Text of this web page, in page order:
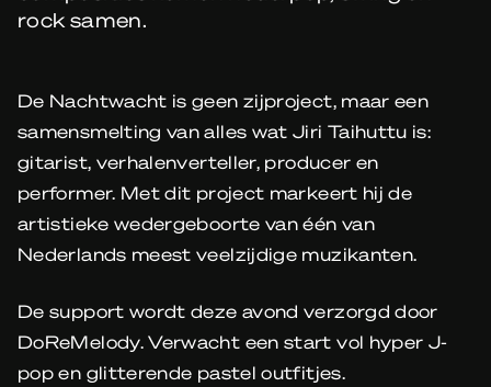
rock samen.
De Nachtwacht is geen zijproject, maar een
samensmelting van alles wat Jiri Taihuttu is:
gitarist, verhalenverteller, producer en
performer. Met dit project markeert hij de
artistieke wedergeboorte van één van
Nederlands meest veelzijdige muzikanten.
De support wordt deze avond verzorgd door
DoReMelody. Verwacht een start vol hyper J-
pop en glitterende pastel outfitjes.